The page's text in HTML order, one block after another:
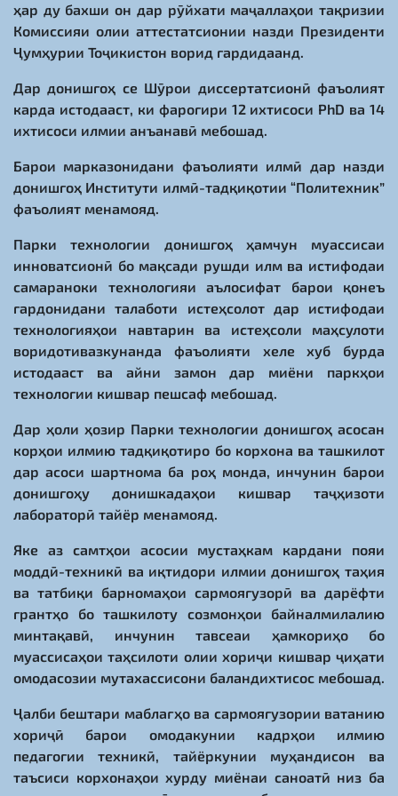
ҳар ду бахши он дар рӯйхати маҷаллаҳои тақризии
Комиссияи олии аттестатсионии назди Президенти
Ҷумҳурии Тоҷикистон ворид гардидаанд.
Дар донишгоҳ се Шӯрои диссертатсионӣ фаъолият
карда истодааст, ки фарогири 12 ихтисоси PhD ва 14
ихтисоси илмии анъанавӣ мебошад.
Барои марказонидани фаъолияти илмӣ дар назди
донишгоҳ Институти илмӣ-тадқиқотии “Политехник”
фаъолият менамояд.
Парки технологии донишгоҳ ҳамчун муассисаи
инноватсионӣ бо мақсади рушди илм ва истифодаи
самараноки технологияи аълосифат барои қонеъ
гардонидани талаботи истеҳсолот дар истифодаи
технологияҳои навтарин ва истеҳсоли маҳсулоти
воридотивазкунанда фаъолияти хеле хуб бурда
истодааст ва айни замон дар миёни паркҳои
технологии кишвар пешсаф мебошад.
Дар ҳоли ҳозир Парки технологии донишгоҳ асосан
корҳои илмию тадқиқотиро бо корхона ва ташкилот
дар асоси шартнома ба роҳ монда, инчунин барои
донишгоҳу донишкадаҳои кишвар таҷҳизоти
лабораторӣ тайёр менамояд.
Яке аз самтҳои асосии мустаҳкам кардани пояи
моддӣ-техникӣ ва иқтидори илмии донишгоҳ таҳия
ва татбиқи барномаҳои сармоягузорӣ ва дарёфти
грантҳо бо ташкилоту созмонҳои байналмилалию
минтақавӣ, инчунин тавсеаи ҳамкориҳо бо
муассисаҳои таҳсилоти олии хориҷи кишвар ҷиҳати
омодасозии мутахассисони баландихтисос мебошад.
Ҷалби бештари маблағҳо ва сармоягузории ватанию
хориҷӣ барои омодакунии кадрҳои илмию
педагогии техникӣ, тайёркунии муҳандисон ва
таъсиси корхонаҳои хурду миёнаи саноатӣ низ ба